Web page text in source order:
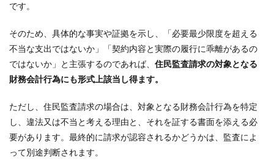
です。
そのため、具体的な事実や証拠を示し、「必要最少限度を超える
不当な支出ではないか」「契約内容と実際の履行に乖離があるの
ではないか」と主張するのであれば、 住民監査請求の対象となる
財務会計行為にも形式上該当し得ます。
ただし、住民監査請求の場合は、対象となる財務会計行為を特定
し、違法又は不当と考える理由と、それを証する書面を添える必
要があります。最終的に請求が認容されるかどうかは、監査によ
って別途判断されます。